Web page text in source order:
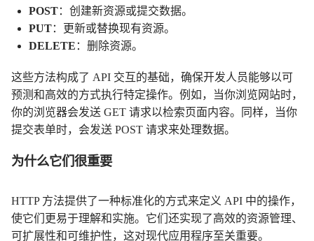
POST：创建新资源或提交数据。
PUT：更新或替换现有资源。
DELETE ：删除资源。
这些方法构成了 API 交互的基础，确保开发人员能够以可
预测和高效的方式执行特定操作。例如，当你浏览网站时，
你的浏览器会发送 GET 请求以检索页面内容。同样，当你
提交表单时，会发送 POST 请求来处理数据。
为什么它们很重要
HTTP 方法提供了一种标准化的方式来定义 API 中的操作，
使它们更易于理解和实施。它们还实现了高效的资源管理、
可扩展性和可维护性，这对现代应用程序至关重要。